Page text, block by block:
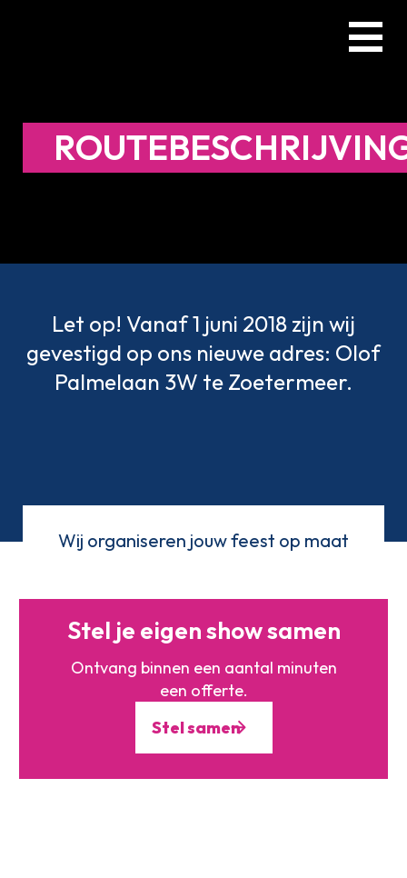
Menu
Let op! Vanaf 1 juni 2018 zijn wij
gevestigd op ons nieuwe adres: Olof
Palmelaan 3W te Zoetermeer.
Wij organiseren jouw feest op maat
Stel je eigen show samen
Ontvang binnen een aantal minuten
een offerte.
Stel samen